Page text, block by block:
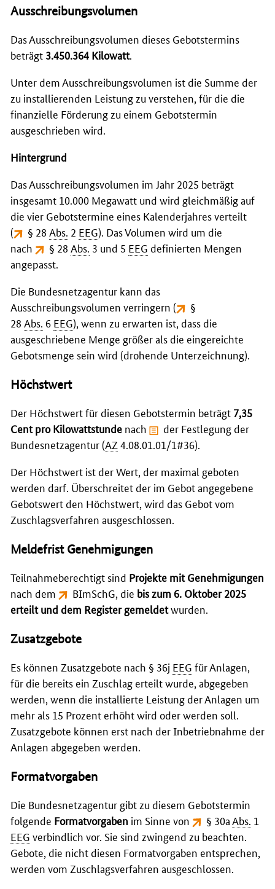
Ausschreibungsvolumen
Das Ausschreibungsvolumen dieses Gebotstermins
beträgt 3.450.364 Kilowatt.
Unter dem Ausschreibungsvolumen ist die Summe der
zu installierenden Leistung zu verstehen, für die die
finanzielle Förderung zu einem Gebotstermin
ausgeschrieben wird.
Hintergrund
Das Ausschreibungsvolumen im Jahr 2025 beträgt
insgesamt 10.000 Megawatt und wird gleichmäßig auf
die vier Gebotstermine eines Kalenderjahres verteilt
(
§ 28Abs. 2 EEG). Das Volumen wird um die
nach
§ 28Abs. 3 und 5 EEG definierten Mengen
angepasst.
Die Bundesnetzagentur kann das
Ausschreibungsvolumen verringern (
§
28 Abs. 6 EEG), wenn zu erwarten ist, dass die
ausgeschriebene Menge größer als die eingereichte
Gebotsmenge sein wird (drohende Unterzeichnung).
Höchstwert
Der Höchstwert für diesen Gebotstermin beträgt 7,35
Cent pro Kilowattstunde nach
der Festlegung der
Bundesnetzagentur(AZ 4.08.01.01/1#36).
Der Höchstwert ist der Wert, der maximal geboten
werden darf. Überschreitet der im Gebot angegebene
Gebotswert den Höchstwert, wird das Gebot vom
Zuschlagsverfahren ausgeschlossen.
Meldefrist Genehmigungen
Teilnahmeberechtigt sind Projekte mit Genehmigungen
nach dem
BImSchG, die bis zum 6. Oktober 2025
erteilt und dem Register gemeldetwurden.
Zusatzgebote
Es können Zusatzgebote nach § 36j EEG für Anlagen,
für die bereits ein Zuschlag erteilt wurde, abgegeben
werden, wenn die installierte Leistung der Anlagen um
mehr als 15 Prozent erhöht wird oder werden soll.
Zusatzgebote können erst nach der Inbetriebnahme der
Anlagen abgegeben werden.
Formatvorgaben
Die Bundesnetzagentur gibt zu diesem Gebotstermin
folgende Formatvorgaben im Sinne von § 30aAbs. 1
EEG verbindlich vor. Sie sind zwingend zu beachten.
Gebote, die nicht diesen Formatvorgaben entsprechen,
werden vom Zuschlagsverfahren ausgeschlossen.